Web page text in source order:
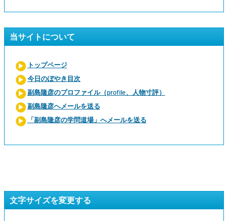
当サイトについて
トップページ
今日のぼやき目次
副島隆彦のプロファイル（profile、人物寸評）
副島隆彦へメールを送る
「副島隆彦の学問道場」へメールを送る
文字サイズを変更する